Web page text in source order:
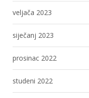
veljača 2023
siječanj 2023
prosinac 2022
studeni 2022